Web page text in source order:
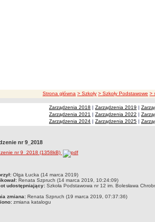
ścieżka nawigacji
Strona główna > Szkoły > Szkoły Podstawowe >
Zarządzenia 2018 | Zarządzenia 2019 |
Zarządzenia 2021 | Zarządzenia 2022 |
Zarządzenia 2024 | Zarządzenia 2025 |
nr 9_2018
nr 9_2018 (1358kB)
Olga Łucka (14 marca 2019)
Renata Szpruch (14 marca 2019, 10:24:09)
udostępniający: Szkoła Podstawowa nr 12 im. Bolesława
zmiana: Renata Szpruch (19 marca 2019, 07:37:36)
zmiana katalogu